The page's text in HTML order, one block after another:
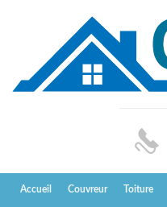
Accueil Couvreur Toiture